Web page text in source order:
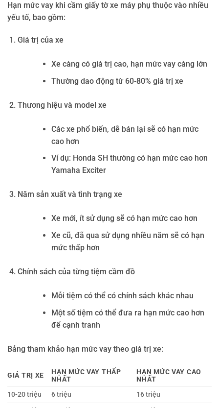
Hạn mức vay khi cầm giấy tờ xe máy phụ thuộc vào nhiều
yếu tố, bao gồm:
Giá trị của xe
Xe càng có giá trị cao, hạn mức vay càng lớn
Thường dao động từ 60-80% giá trị xe
Thương hiệu và model xe
Các xe phổ biến, dễ bán lại sẽ có hạn mức
cao hơn
Ví dụ: Honda SH thường có hạn mức cao hơn
Yamaha Exciter
Năm sản xuất và tình trạng xe
Xe mới, ít sử dụng sẽ có hạn mức cao hơn
Xe cũ, đã qua sử dụng nhiều năm sẽ có hạn
mức thấp hơn
Chính sách của từng tiệm cầm đồ
Mỗi tiệm có thể có chính sách khác nhau
Một số tiệm có thể đưa ra hạn mức cao hơn
để cạnh tranh
Bảng tham khảo hạn mức vay theo giá trị xe:
GIÁ TRỊ XE
HẠN MỨC VAY THẤP
NHẤT
HẠN MỨC VAY CAO
NHẤT
10-20 triệu
6 triệu
16 triệu